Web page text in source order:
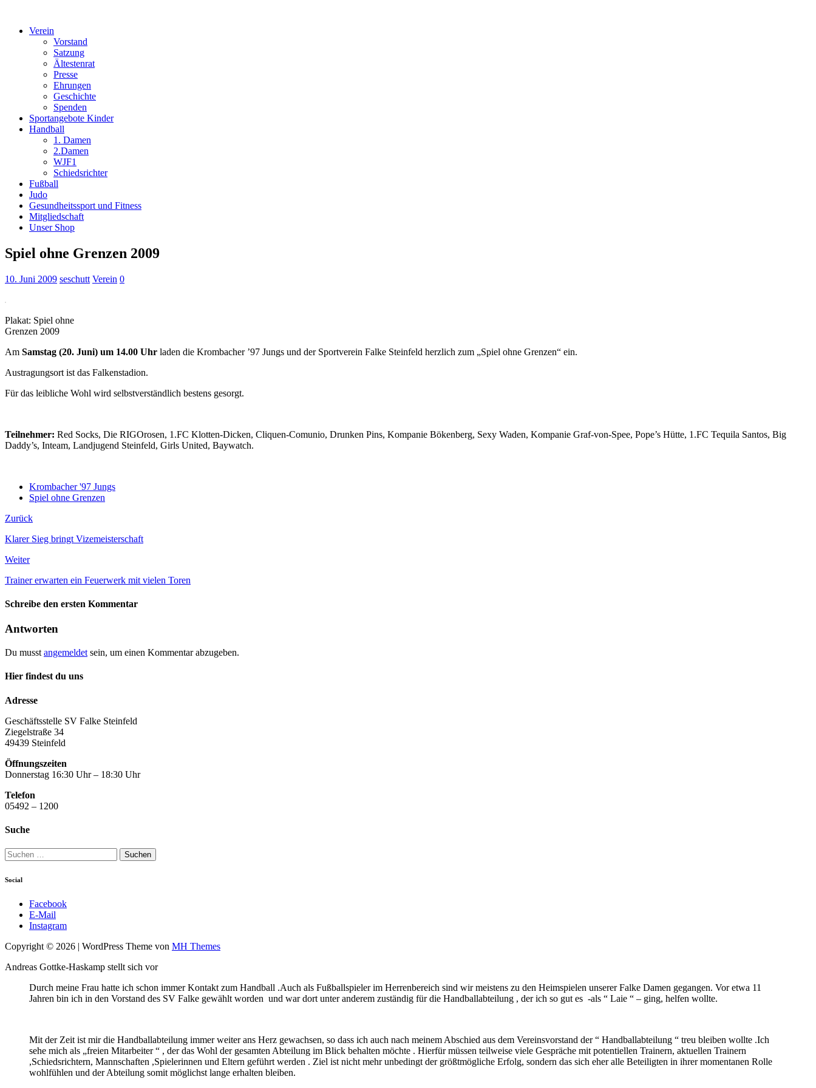
Verein
Vorstand
Satzung
Ältestenrat
Presse
Ehrungen
Geschichte
Spenden
Sportangebote Kinder
Handball
1. Damen
2.Damen
WJF1
Schiedsrichter
Fußball
Judo
Gesundheitssport und Fitness
Mitgliedschaft
Unser Shop
Spiel ohne Grenzen 2009
10. Juni 2009 seschutt Verein 0
Plakat: Spiel ohne
Grenzen 2009
Am Samstag (20. Juni) um 14.00 Uhr laden die Krombacher ’97 Jungs und der Sportverein Falke Steinfeld herzlich zum „Spiel ohne Grenzen“ ein.
Austragungsort ist das Falkenstadion.
Für das leibliche Wohl wird selbstverständlich bestens gesorgt.
Teilnehmer: Red Socks, Die RIGOrosen, 1.FC Klotten-Dicken, Cliquen-Comunio, Drunken Pins, Kompanie Bökenberg, Sexy Waden, Kompanie Graf-von-Spee, Pope’s Hütte, 1.FC Tequila Santos, Big
Daddy’s, Inteam, Landjugend Steinfeld, Girls United, Baywatch.
Krombacher '97 Jungs
Spiel ohne Grenzen
Zurück
Klarer Sieg bringt Vizemeisterschaft
Weiter
Trainer erwarten ein Feuerwerk mit vielen Toren
Schreibe den ersten Kommentar
Antworten
Du musst angemeldet sein, um einen Kommentar abzugeben.
Hier findest du uns
Adresse
Geschäftsstelle SV Falke Steinfeld
Ziegelstraße 34
49439 Steinfeld
Öffnungszeiten
Donnerstag 16:30 Uhr – 18:30 Uhr
Telefon
05492 – 1200
Suche
Suchen
nach:
Social
Facebook
E-Mail
Instagram
Copyright © 2026 | WordPress Theme von MH Themes
Andreas Gottke-Haskamp stellt sich vor
Durch meine Frau hatte ich schon immer Kontakt zum Handball .Auch als Fußballspieler im Herrenbereich sind wir meistens zu den Heimspielen unserer Falke Damen gegangen. Vor etwa 11
Jahren bin ich in den Vorstand des SV Falke gewählt worden und war dort unter anderem zuständig für die Handballabteilung , der ich so gut es -als “ Laie “ – ging, helfen wollte.
Mit der Zeit ist mir die Handballabteilung immer weiter ans Herz gewachsen, so dass ich auch nach meinem Abschied aus dem Vereinsvorstand der “ Handballabteilung “ treu bleiben wollte .Ich
sehe mich als „freien Mitarbeiter “ , der das Wohl der gesamten Abteilung im Blick behalten möchte . Hierfür müssen teilweise viele Gespräche mit potentiellen Trainern, aktuellen Trainern
,Schiedsrichtern, Mannschaften ,Spielerinnen und Eltern geführt werden . Ziel ist nicht mehr unbedingt der größtmögliche Erfolg, sondern das sich eher alle Beteiligten in ihrer momentanen Rolle
wohlfühlen und der Abteilung somit möglichst lange erhalten bleiben.